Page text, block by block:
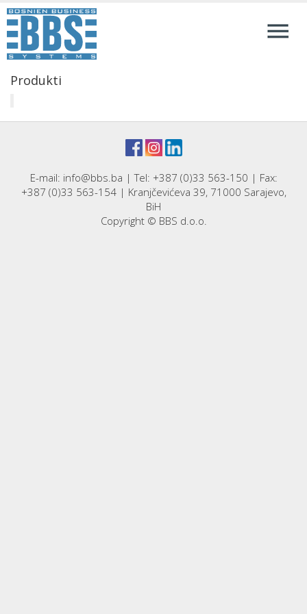
Produkti
E-mail: info@bbs.ba | Tel: +387 (0)33 563-150 | Fax:
+387 (0)33 563-154 | Kranjčevićeva 39, 71000 Sarajevo,
BiH
Copyright © BBS d.o.o.